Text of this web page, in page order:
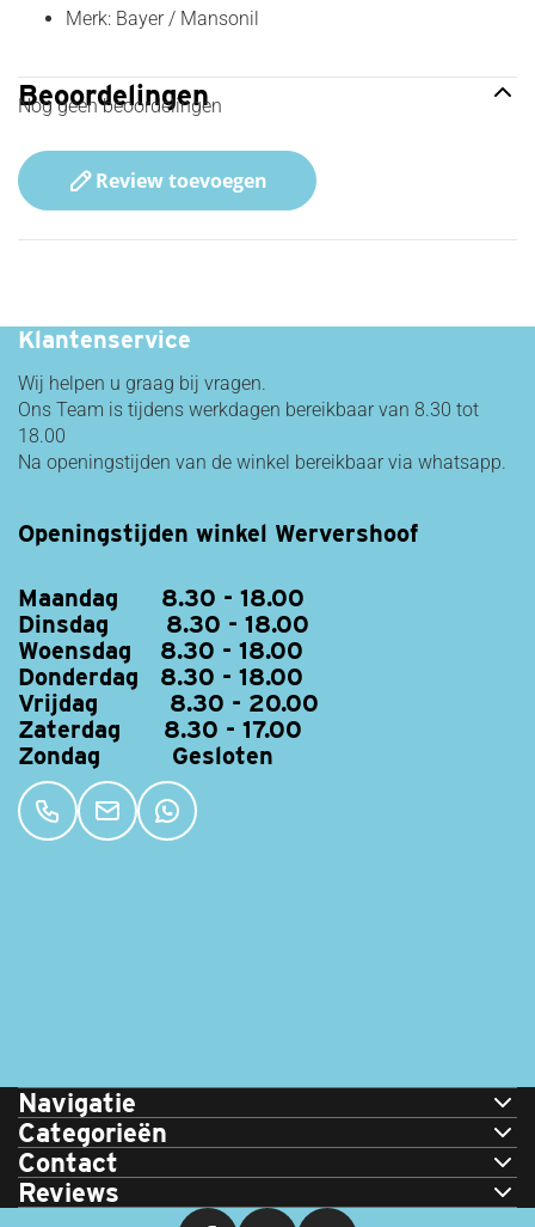
Merk: Bayer / Mansonil
Beoordelingen
Nog geen beoordelingen
Review toevoegen
Klantenservice
Wij helpen u graag bij vragen.
Ons Team is tijdens werkdagen bereikbaar van 8.30 tot
18.00
Na openingstijden van de winkel bereikbaar via whatsapp.
Openingstijden winkel Wervershoof
Maandag 8.30 - 18.00
Dinsdag 8.30 - 18.00
Woensdag 8.30 - 18.00
Donderdag 8.30 - 18.00
Vrijdag 8.30 - 20.00
Zaterdag 8.30 - 17.00
Zondag Gesloten
Navigatie
Categorieën
Contact
Reviews